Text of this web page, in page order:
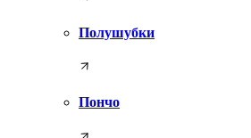
Полушубки
Пончо